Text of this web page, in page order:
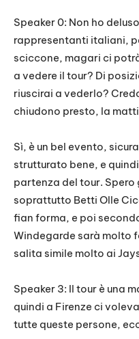
Speaker 0: Non ho
rappresentanti italiani,
sciccone, magari ci
a vedere il tour? Di
riuscirai a vederlo?
chiudono presto, la
Sì, è un bel evento,
strutturato bene, e
partenza del tour.
soprattutto Betti Olle
fian forma, e poi
Windegarde sarà molto
salita simile molto ai
Speaker 3: Il tour è una
quindi a Firenze ci
tutte queste persone,